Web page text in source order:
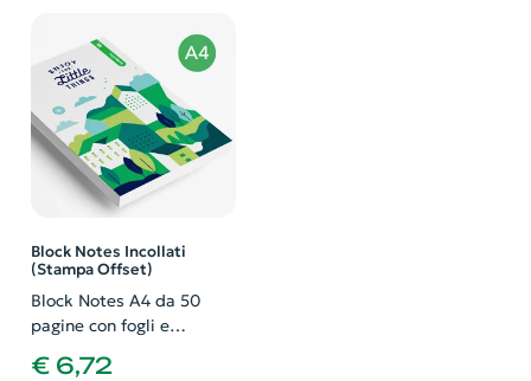
Block Notes Incollati
(Stampa Offset)
Block Notes A4 da 50
pagine con fogli e
€ 6,72